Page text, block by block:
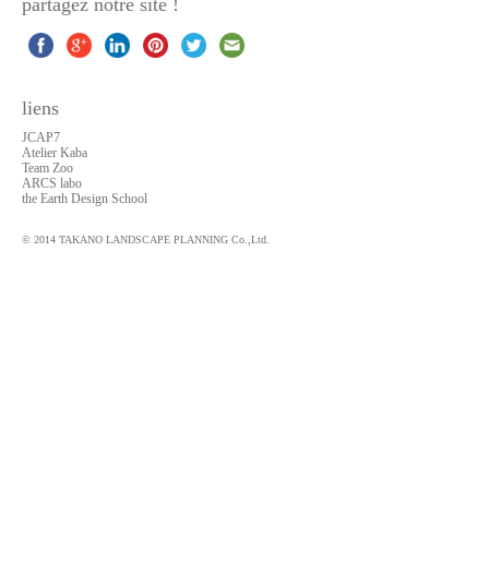
partagez notre site !
liens
JCAP7
Atelier Kaba
Team Zoo
ARCS labo
the Earth Design School
© 2014 TAKANO LANDSCAPE PLANNING Co.,Ltd.